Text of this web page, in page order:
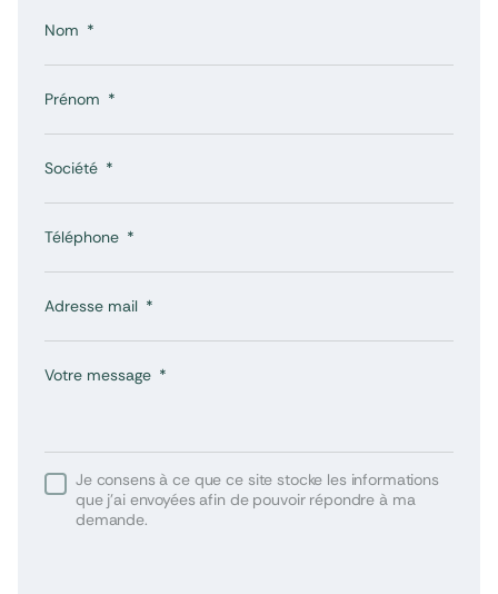
Nom
Prénom
Société
Téléphone
Adresse mail
Votre message
Je consens à ce que ce site stocke les informations
que j’ai envoyées afin de pouvoir répondre à ma
demande.